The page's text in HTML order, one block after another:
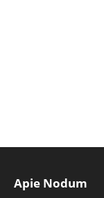
Apie Nodum